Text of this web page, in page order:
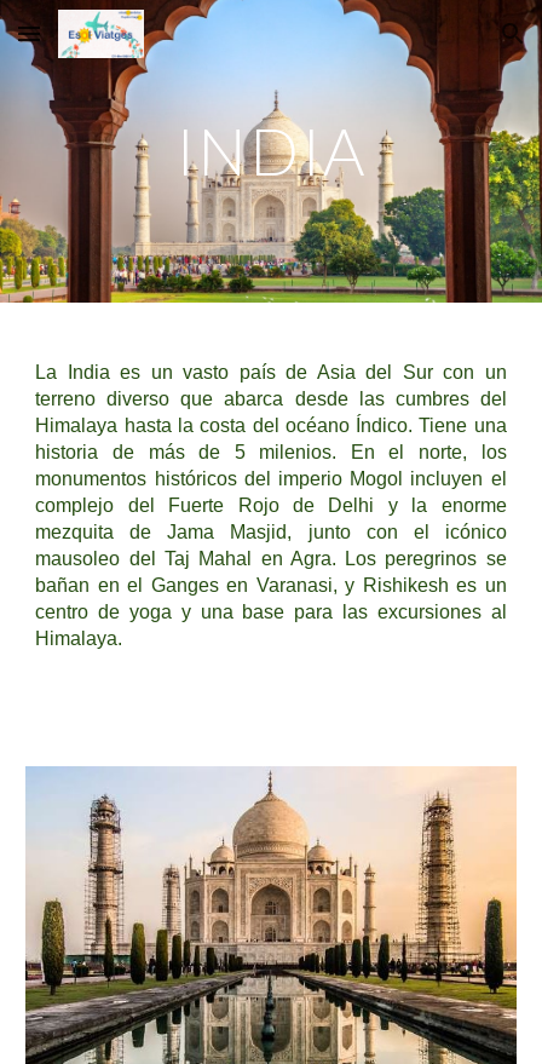
Skip to main content Skip to navigation
INDIA
La India es un vasto país de Asia del Sur con un
terreno diverso que abarca desde las cumbres del
Himalaya hasta la costa del océano Índico. Tiene una
historia de más de 5 milenios. En el norte, los
monumentos históricos del imperio Mogol incluyen el
complejo del Fuerte Rojo de Delhi y la enorme
mezquita de Jama Masjid, junto con el icónico
mausoleo del Taj Mahal en Agra. Los peregrinos se
bañan en el Ganges en Varanasi, y Rishikesh es un
centro de yoga y una base para las excursiones al
Himalaya.